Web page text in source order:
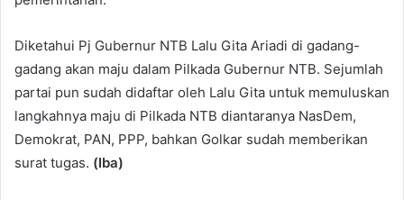
Diketahui Pj Gubernur NTB Lalu Gita Ariadi di gadang-
gadang akan maju dalam Pilkada Gubernur NTB. Sejumlah
partai pun sudah didaftar oleh Lalu Gita untuk memuluskan
langkahnya maju di Pilkada NTB diantaranya NasDem,
Demokrat, PAN, PPP, bahkan Golkar sudah memberikan
surat tugas. (Iba)